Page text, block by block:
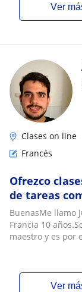
ver
Clases on line
Francés
Ofrezco
de tareas
practica del
BuenasMe llamo
Francia 10
maestro y es por
ver